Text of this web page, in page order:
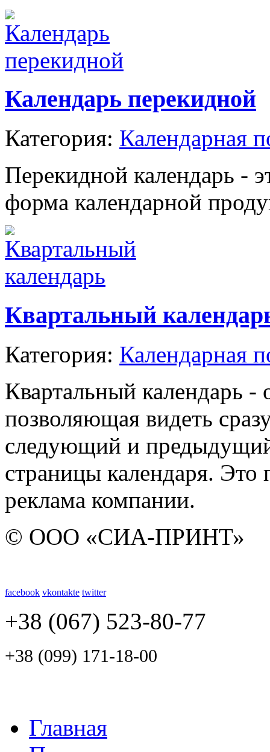
Календарь перекидной
Категория: Календарная
Перекидной календарь -
форма календарной
Квартальный
Категория: Календарная
Квартальный календарь -
позволяющая видеть
следующий и
страницы календаря. Это
реклама компании.
© ООО «СИА-ПРИНТ»
facebook vkontakte twitter
+38 (067) 523-80-77
+38 (099) 171-18-00
Главная